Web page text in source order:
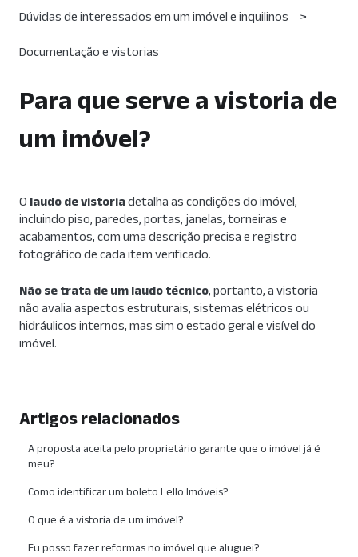
Dúvidas de interessados em um imóvel e inquilinos
Documentação e vistorias
Para que serve a vistoria de
um imóvel?
O laudo de vistoriadetalha as condições do imóvel,
incluindo piso, paredes, portas, janelas, torneiras e
acabamentos, com uma descrição precisa e registro
fotográfico de cada item verificado.
Não se trata de um laudo técnico, portanto, a vistoria
não avalia aspectos estruturais, sistemas elétricos ou
hidráulicos internos, mas sim o estado geral e visível do
imóvel.
Artigos relacionados
A proposta aceita pelo proprietário garante que o imóvel já é
meu?
Como identificar um boleto Lello Imóveis?
O que é a vistoria de um imóvel?
Eu posso fazer reformas no imóvel que aluguei?